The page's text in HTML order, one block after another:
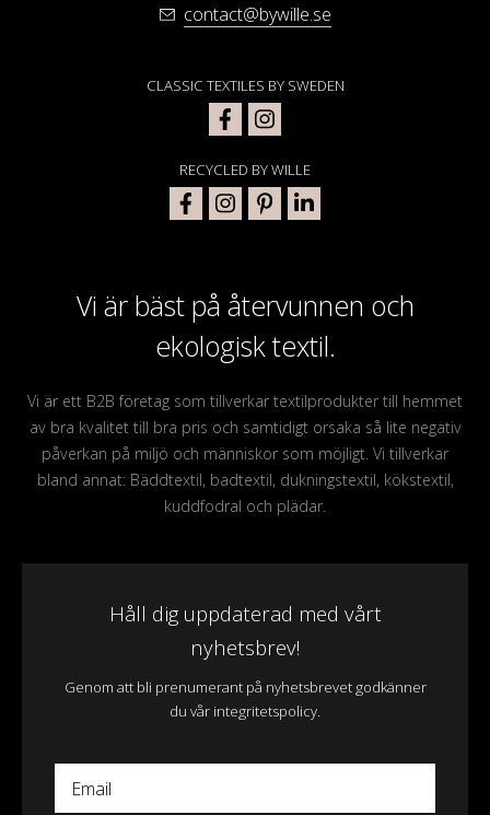
Vi är bäst på återvunnen och
ekologisk textil.
Vi är ett B2B företag som tillverkar textilprodukter till hemmet
av bra kvalitet till bra pris och samtidigt orsaka så lite negativ
påverkan på miljö och människor som möjligt. Vi tillverkar
bland annat: Bäddtextil, badtextil, dukningstextil, kökstextil,
kuddfodral och plädar.
Håll dig uppdaterad med vårt
nyhetsbrev!
Genom att bli prenumerant på nyhetsbrevet godkänner
du vår integritetspolicy.
Email
contact@bywille.se
CLASSIC TEXTILES BY SWEDEN
RECYCLED BY WILLE